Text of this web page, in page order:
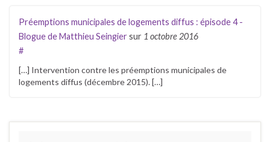
Préemptions municipales de logements diffus : épisode 4 -
Blogue de Matthieu Seingiersur 1 octobre 2016
#
[…] Intervention contre les préemptions municipales de
logements diffus (décembre 2015). […]